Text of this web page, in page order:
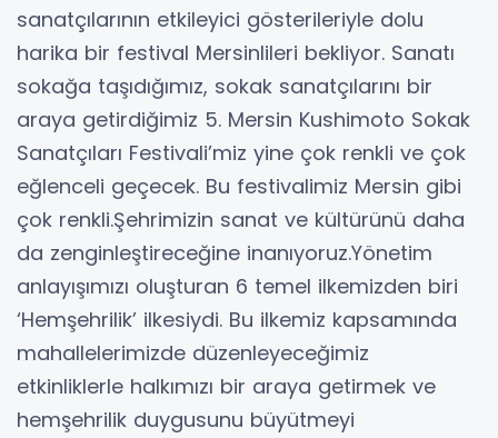
sanatçılarının etkileyici gösterileriyle dolu
harika bir festival Mersinlileri bekliyor. Sanatı
sokağa taşıdığımız, sokak sanatçılarını bir
araya getirdiğimiz 5. Mersin Kushimoto Sokak
Sanatçıları Festivali’miz yine çok renkli ve çok
eğlenceli geçecek. Bu festivalimiz Mersin gibi
çok renkli.Şehrimizin sanat ve kültürünü daha
da zenginleştireceğine inanıyoruz.Yönetim
anlayışımızı oluşturan 6 temel ilkemizden biri
‘Hemşehrilik’ ilkesiydi. Bu ilkemiz kapsamında
mahallelerimizde düzenleyeceğimiz
etkinliklerle halkımızı bir araya getirmek ve
hemşehrilik duygusunu büyütmeyi